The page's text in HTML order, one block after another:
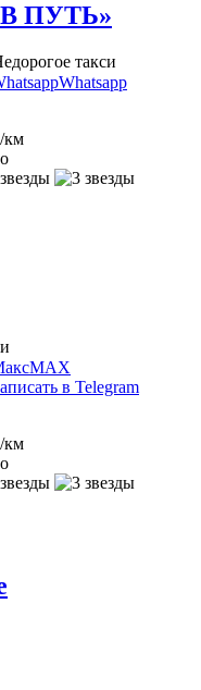
ПУТЬ»
такси
Whatsapp
км
MAX
км